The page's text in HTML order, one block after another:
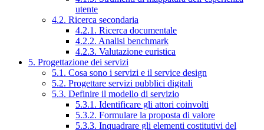
utente
4.2. Ricerca secondaria
4.2.1. Ricerca documentale
4.2.2. Analisi benchmark
4.2.3. Valutazione euristica
5. Progettazione dei servizi
5.1. Cosa sono i servizi e il service design
5.2. Progettare servizi pubblici digitali
5.3. Definire il modello di servizio
5.3.1. Identificare gli attori coinvolti
5.3.2. Formulare la proposta di valore
5.3.3. Inquadrare gli elementi costitutivi del